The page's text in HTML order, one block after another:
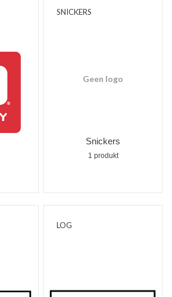
SNICKERS
Geen logo
Snickers
1 produkt
LOG